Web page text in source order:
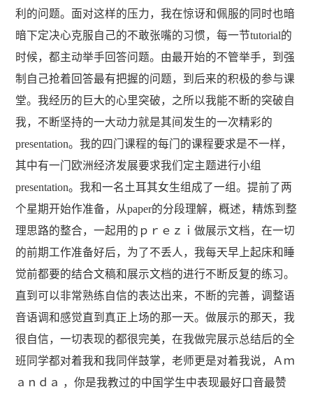
利的问题。面对这样的压力，我在惊讶和佩服的同时也暗
暗下定决心克服自己的不敢张嘴的习惯，每一节tutorial的
时候，都主动举手回答问题。由最开始的不管举手，到强
制自己抢着回答最有把握的问题，到后来的积极的参与课
堂。我经历的巨大的心里突破，之所以我能不断的突破自
我，不断坚持的一大动力就是其间发生的一次精彩的
presentation。我的四门课程的每门的课程要求是不一样，
其中有一门欧洲经济发展要求我们定主题进行小组
presentation。我和一名土耳其女生组成了一组。提前了两
个星期开始作准备，从paper的分段理解，概述，精炼到整
理思路的整合，一起用的ｐｒｅｚｉ做展示文档，在一切
的前期工作准备好后，为了不丢人，我每天早上起床和睡
觉前都要的结合文稿和展示文档的进行不断反复的练习。
直到可以非常熟练自信的表达出来，不断的完善，调整语
音语调和感觉直到真正上场的那一天。做展示的那天，我
很自信，一切表现的都很完美，在我做完展示总结后的全
班同学都对着我和我同伴鼓掌，老师更是对着我说，Ａｍ
ａｎｄａ ，你是我教过的中国学生中表现最好口音最赞